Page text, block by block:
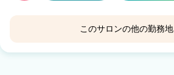
このサロンの他の勤務地
Agu hair naughty 春日部2号